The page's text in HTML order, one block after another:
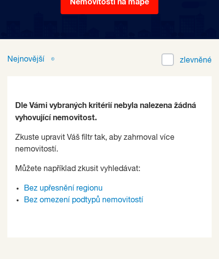
Nemovitosti na mapě
Nejnovější zlevněné
Dle Vámi vybraných kritérií nebyla nalezena žádná
vyhovující nemovitost.
Zkuste upravit Váš filtr tak, aby zahrnoval více
nemovitostí.
Můžete například zkusit vyhledávat:
Bez upřesnění regionu
Bez omezení podtypů nemovitostí